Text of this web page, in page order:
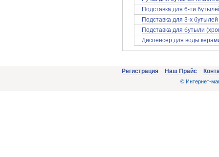
Подставка для 6-ти
Подставка для 3-х
Подставка для бутыли
Диспенсер для воды
Регистрация Наш Прайс
© Интернет-